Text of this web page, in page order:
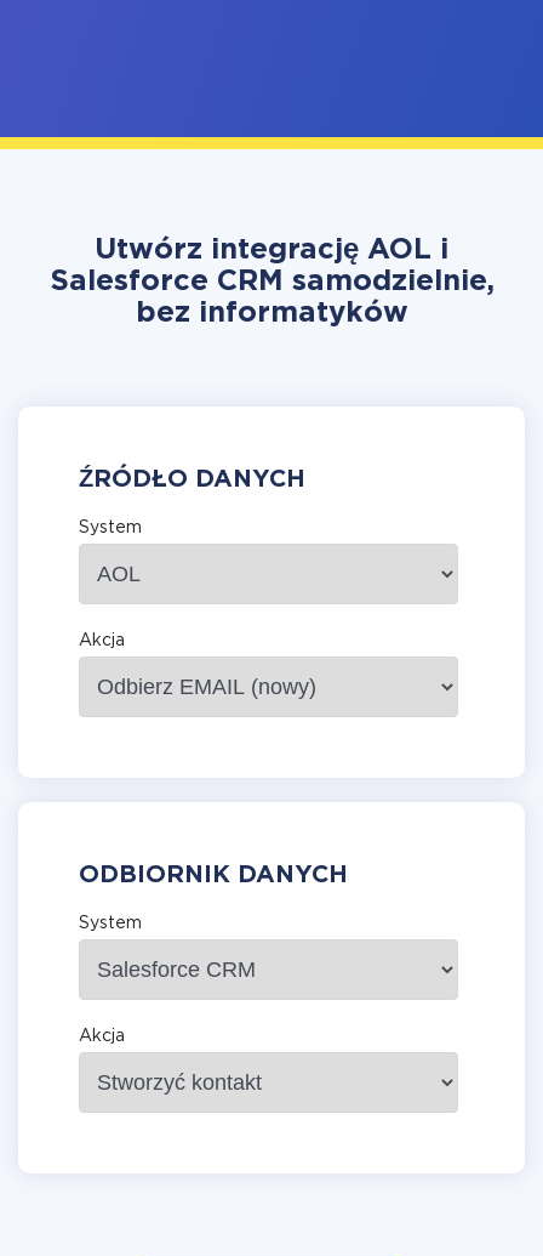
Utwórz integrację AOL i
Salesforce CRM samodzielnie,
bez informatyków
ŹRÓDŁO DANYCH
System
Akcja
ODBIORNIK DANYCH
System
Akcja